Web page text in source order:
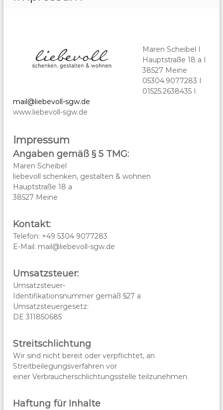
Maren Scheibel I
Hauptstraße 18 a I
38527 Meine
05304.9077283 I
01525.2638435 I
mail@liebevoll-sgw.de
www.liebevoll-sgw.de
Impressum
Angaben gemäß § 5 TMG:
Maren Scheibel
liebevoll schenken, gestalten & wohnen
Hauptstraße 18 a
38527 Meine
Kontakt:
Telefon: +49 5304 9077283
E-Mail: mail@liebevoll-sgw.de
Umsatzsteuer:
Umsatzsteuer-
Identifikationsnummer gemäß §27 a
Umsatzsteuergesetz:
DE 311850685
Streitschlichtung
Wir sind nicht bereit oder verpflichtet, an
Streitbeilegungsverfahren vor
einer Verbraucherschlichtungsstelle teilzunehmen.
Haftung für Inhalte